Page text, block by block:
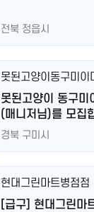
전북 정읍시
못된고양이동구미이
못된고양이 동구미
(매니저님)를 모집
경북 구미시
현대그린마트병점점
[급구] 현대그린마